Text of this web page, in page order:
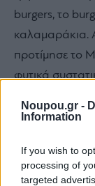
Noupou.gr -
Information
If you wish to
processing of
targeted
burgers, το
καλαμαράκια.
προτίμησε το
φυτικά